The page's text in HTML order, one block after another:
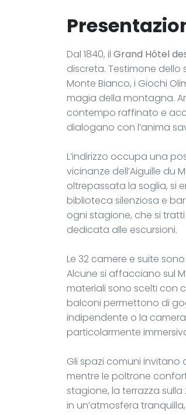
Dal 1840, il Grand Hôtel
discreta. Testimone
Monte Bianco, i Giochi
magia della montagna.
contempo raffinato e
dialogano con l’anima
L’indirizzo occupa una
vicinanze dell’Aiguille du
oltrepassata la soglia, si
biblioteca silenziosa e
ogni stagione, che si
dedicata alle escursioni.
Le 32 camere e suite
Alcune si affacciano sul
materiali sono scelti con
balconi permettono di
indipendente o la camera
particolarmente
Gli spazi comuni invitano
mentre le poltrone
stagione, la terrazza
in un’atmosfera